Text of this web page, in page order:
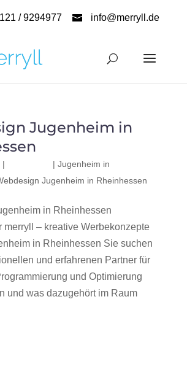
/ 9294977 info@merryll.de
Jugenheim in
| | Jugenheim in
Jugenheim in Rheinhessen
in Rheinhessen
merryll – kreative Werbekonzepte
in Rheinhessen Sie suchen
und erfahrenen Partner für
und Optimierung
und was dazugehört im Raum